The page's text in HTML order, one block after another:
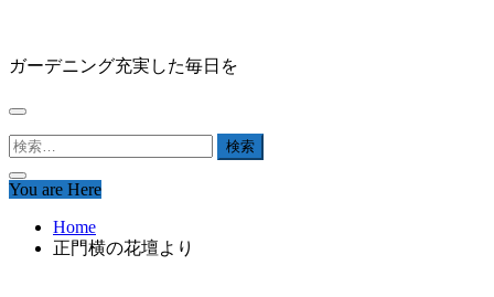
content
ガーデニング充実した毎日を
検
You are Here
Home
正門横の花壇より